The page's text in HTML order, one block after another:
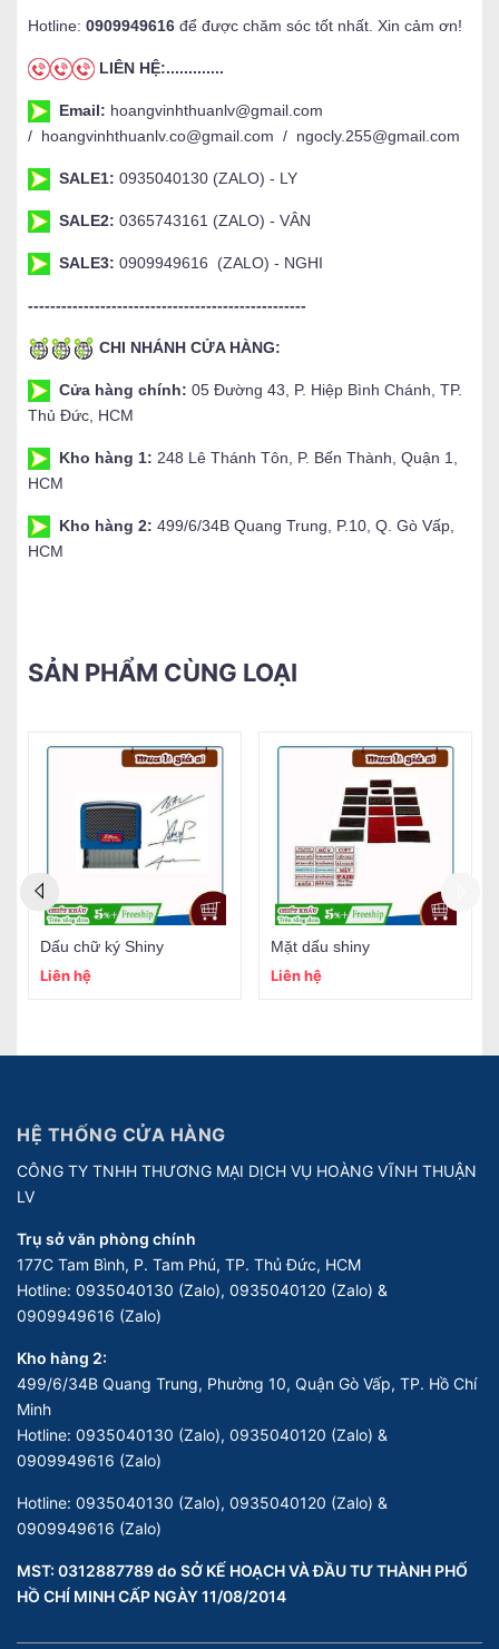
Hotline: 0909949616 để được chăm sóc tốt nhất. Xin cảm ơn!
LIÊN HỆ:.............
Email: hoangvinhthuanlv@gmail.com
/ hoangvinhthuanlv.co@gmail.com / ngocly.255@gmail.com
SALE1: 0935040130 (ZALO) - LY
SALE2: 0365743161 (ZALO) - VÂN
SALE3: 0909949616 (ZALO) - NGHI
--------------------------------------------------
CHI NHÁNH CỬA HÀNG:
Cửa hàng chính: 05 Đường 43, P. Hiệp Bình Chánh, TP.
Thủ Đức, HCM
Kho hàng 1: 248 Lê Thánh Tôn, P. Bến Thành, Quận 1,
HCM
Kho hàng 2: 499/6/34B Quang Trung, P.10, Q. Gò Vấp,
HCM
SẢN PHẨM CÙNG LOẠI
Dấu chữ ký Shiny
Liên hệ
Mặt dấu shiny
Liên hệ
HỆ THỐNG CỬA HÀNG
CÔNG TY TNHH THƯƠNG MẠI DỊCH VỤ HOÀNG VĨNH THUẬN
LV
Trụ sở văn phòng chính
177C Tam Bình, P. Tam Phú, TP. Thủ Đức, HCM
Hotline: 0935040130 (Zalo), 0935040120 (Zalo) &
0909949616 (Zalo)
Kho hàng 2:
499/6/34B Quang Trung, Phường 10, Quận Gò Vấp, TP. Hồ Chí
Minh
Hotline: 0935040130 (Zalo), 0935040120 (Zalo) &
0909949616 (Zalo)
Hotline: 0935040130 (Zalo), 0935040120 (Zalo) &
0909949616 (Zalo)
MST: 0312887789 do SỞ KẾ HOẠCH VÀ ĐẦU TƯ THÀNH PHỐ
HỒ CHÍ MINH CẤP NGÀY 11/08/2014